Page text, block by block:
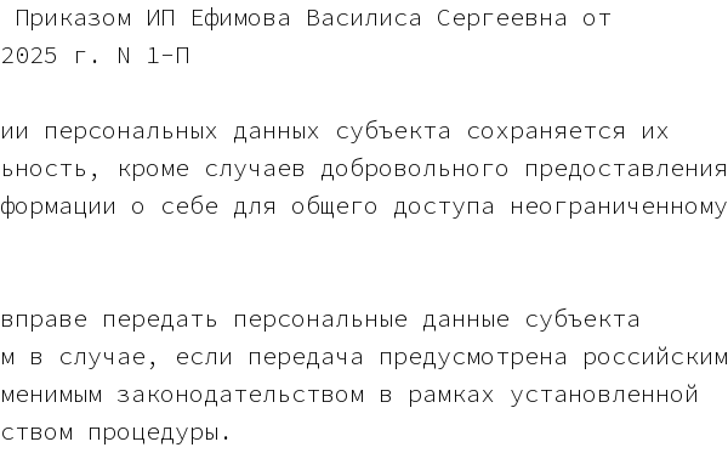
Приказом ИП Ефимова Василиса Сергеевна от
г. N 1-П
персональных данных субъекта сохраняется их
кроме случаев добровольного предоставления
о себе для общего доступа неограниченному
передать персональные данные субъекта
в случае, если передача предусмотрена российским
законодательством в рамках установленной
процедуры.